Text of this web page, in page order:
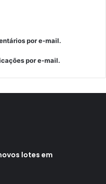
com Sofia Mariutti.
para as 20h está
Para Embrulhar
e reúne as parcerias
em vinil
por e-mail.
por e-mail.
lotes em